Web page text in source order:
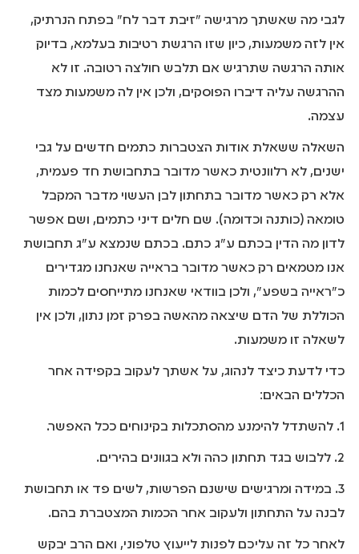
לגבי מה שאשתך מרגישה "זיבת דבר לח" בפתח הנרתיק,
אין לזה משמעות, כיון שזו הרגשת רטיבות בעלמא, בדיוק
אותה הרגשה שתרגיש אם תלבש חולצה רטובה. זו לא
ההרגשה עליה דיברו הפוסקים, ולכן אין לה משמעות מצד
עצמה.
השאלה ששאלת אודות הצטברות כתמים חדשים על גבי
ישנים, לא רלוונטית כאשר מדובר בתחבושת חד פעמית,
אלא רק כאשר מדובר בתחתון לבן העשוי מדבר המקבל
טומאה (כותנה וכדומה). שם חלים דיני כתמים, ושם אפשר
לדון מה הדין בכתם ע"ג כתם. בכתם שנמצא ע"ג תחבושת
אנו מטמאים רק כאשר מדובר בראייה שאנחנו מגדירים
כ"ראייה בשפע", ולכן בוודאי שאנחנו מתייחסים לכמות
הכוללת של הדם שיצאה מהאשה בפרק זמן נתון, ולכן אין
לשאלה זו משמעות.
כדי לדעת כיצד לנהוג, על אשתך לעקוב בקפידה אחר
הכללים הבאים:
1. להשתדל להימנע מהסתכלות בקינוחים ככל האפשר.
2. ללבוש בגד תחתון כהה ולא בגוונים בהירים.
3. במידה ומרגישים שישנם הפרשות, לשים פד או תחבושת
לבנה על התחתון ולעקוב אחר הכמות המצטברת בהם.
לאחר כל זה עליכם לפנות לייעוץ טלפוני, ואם הרב יבקש